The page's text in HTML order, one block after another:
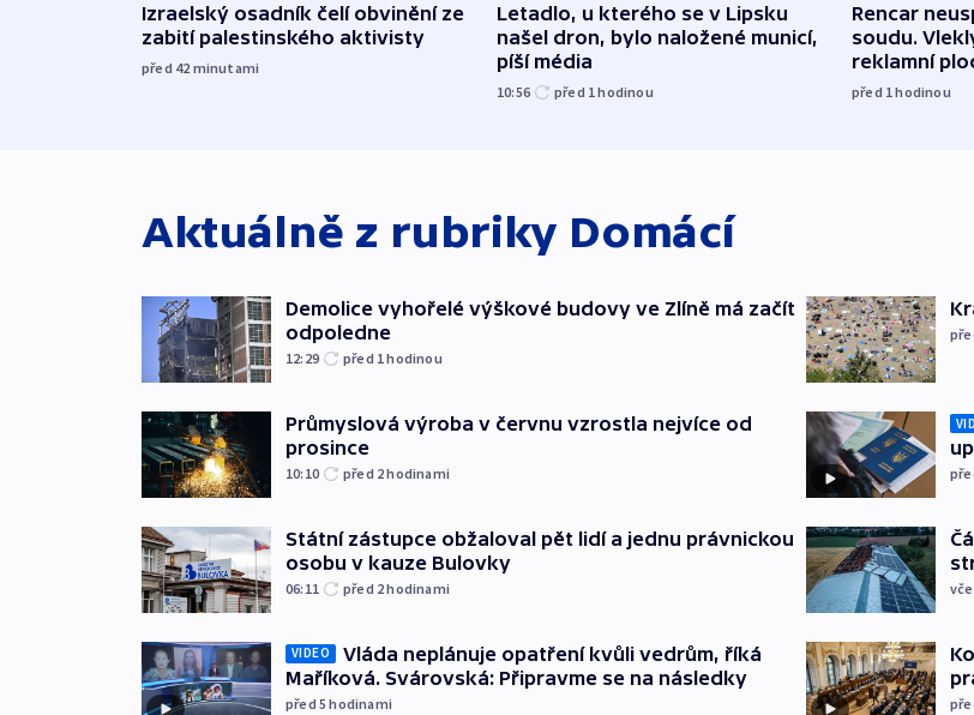
Izraelský osadník čelí obvinění ze
zabití palestinského aktivisty
před 42 minutami
Letadlo, u kterého se v Lipsku
našel dron, bylo naložené municí,
píší média
10:56 před 1hodinou
Rencar
soudu.
reklamní
před 1hodinou
Aktuálně z rubriky Domácí
Demolice vyhořelé výškové budovy ve Zlíně má začít
odpoledne
12:29 před 1hodinou
Průmyslová výroba v červnu vzrostla nejvíce od
prosince
10:10 před 2hodinami
Státní zástupce obžaloval pět lidí a jednu právnickou
osobu v kauze Bulovky
06:11 před 2hodinami
VIDEO
Vláda neplánuje opatření kvůli vedrům, říká
Maříková. Svárovská: Připravme se na následky
před 5hodinami